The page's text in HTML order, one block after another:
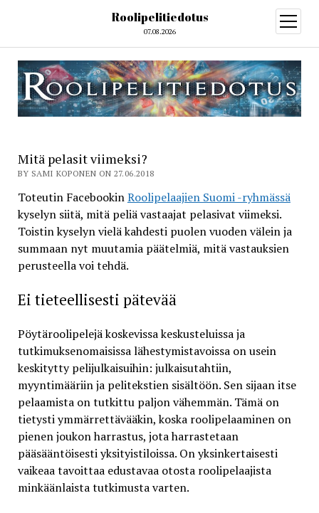
Roolipelitiedotus
07.08.2026
open
menu
Mitä pelasit viimeksi?
BY SAMI KOPONEN ON 27.06.2018
Toteutin FacebookinRoolipelaajien Suomi -ryhmässä
kyselyn siitä, mitä peliä vastaajat pelasivat viimeksi.
Toistin kyselyn vielä kahdesti puolen vuoden välein ja
summaan nyt muutamia päätelmiä, mitä vastauksien
perusteella voi tehdä.
Ei tieteellisesti pätevää
Pöytäroolipelejä koskevissa keskusteluissa ja
tutkimuksenomaisissa lähestymistavoissa on usein
keskitytty pelijulkaisuihin: julkaisutahtiin,
myyntimääriin ja pelitekstien sisältöön. Sen sijaan itse
pelaamista on tutkittu paljon vähemmän. Tämä on
tietysti ymmärrettävääkin, koska roolipelaaminen on
pienen joukon harrastus, jota harrastetaan
pääsääntöisesti yksityistiloissa. On yksinkertaisesti
vaikeaa tavoittaa edustavaa otosta roolipelaajista
minkäänlaista tutkimusta varten.